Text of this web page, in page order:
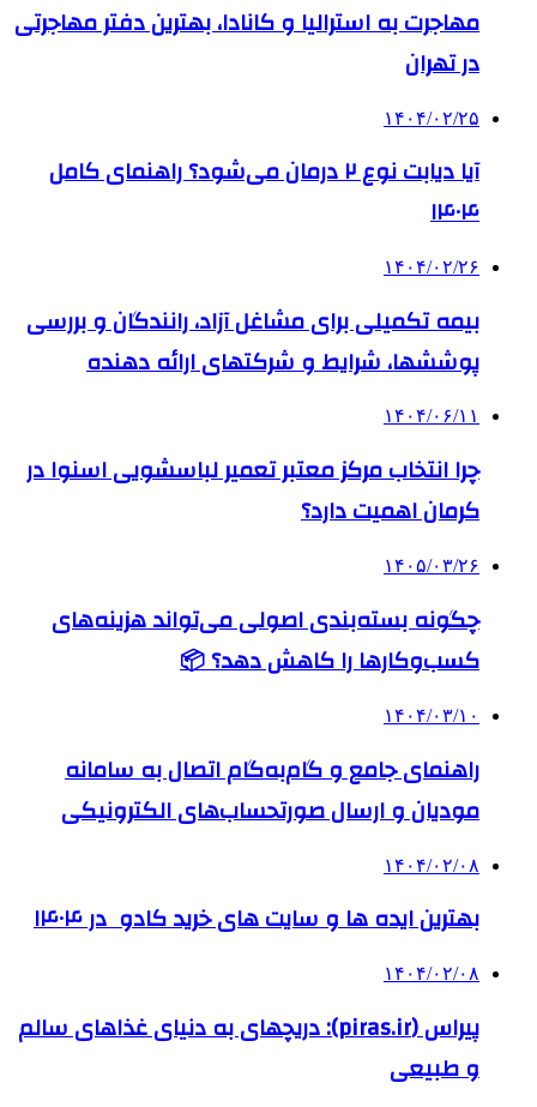
مهاجرت به استرالیا و کانادا، بهترین دفتر مهاجرتی
در تهران
۱۴۰۴/۰۲/۲۵
آیا دیابت نوع ۲ درمان می‌شود؟ راهنمای کامل
۱۴۰۴
۱۴۰۴/۰۲/۲۶
بیمه تکمیلی برای مشاغل آزاد، رانندگان و بررسی
پوششها، شرایط و شرکتهای ارائه دهنده
۱۴۰۴/۰۶/۱۱
چرا انتخاب مرکز معتبر تعمیر لباسشویی اسنوا در
کرمان اهمیت دارد؟
۱۴۰۵/۰۳/۲۶
چگونه بسته‌بندی اصولی می‌تواند هزینه‌های
کسب‌وکارها را کاهش دهد؟ 📦
۱۴۰۴/۰۳/۱۰
راهنمای جامع و گام‌به‌گام اتصال به سامانه
مودیان و ارسال صورتحساب‌های الکترونیکی
۱۴۰۴/۰۲/۰۸
بهترین ایده ها و سایت های خرید کادو در ۱۴۰۴
۱۴۰۴/۰۲/۰۸
پیراس (piras.ir): دریچهای به دنیای غذاهای سالم
و طبیعی